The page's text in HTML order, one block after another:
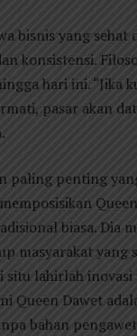
bisnis yang sehat
konsistensi.
hari ini. “Jika
pasar akan
paling penting
biasa. Dia
masyarakat yang
situ lahirlah
Queen Dawet
bahan